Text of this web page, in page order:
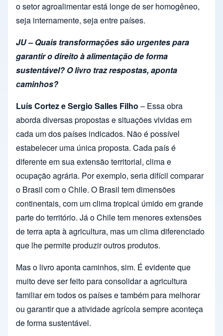
o setor agroalimentar está longe de ser homogêneo,
seja internamente, seja entre países.
JU – Quais transformações são urgentes para
garantir o direito à alimentação de forma
sustentável? O livro traz respostas, aponta
caminhos?
Luís Cortez e Sergio Salles Filho – Essa obra
aborda diversas propostas e situações vividas em
cada um dos países indicados. Não é possível
estabelecer uma única proposta. Cada país é
diferente em sua extensão territorial, clima e
ocupação agrária. Por exemplo, seria difícil comparar
o Brasil com o Chile. O Brasil tem dimensões
continentais, com um clima tropical úmido em grande
parte do território. Já o Chile tem menores extensões
de terra apta à agricultura, mas um clima diferenciado
que lhe permite produzir outros produtos.
Mas o livro aponta caminhos, sim. É evidente que
muito deve ser feito para consolidar a agricultura
familiar em todos os países e também para melhorar
ou garantir que a atividade agrícola sempre aconteça
de forma sustentável.